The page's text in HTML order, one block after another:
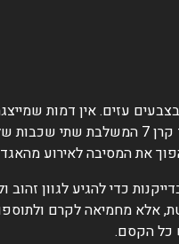
בצבעים עזים. אין
טובה יותר לחגוג מאשר עם עוגה שמביאה את
את המסיבה לאירוע
כדי להגיע לגוון
מחמיאה לקרם